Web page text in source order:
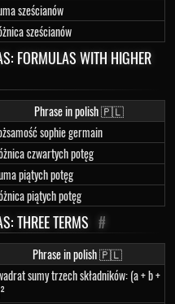
sześcianów
sześcianów
FORMULAS WITH HIGHER
Phrase in polish 🇵🇱
sophie germain
czwartych potęg
piątych potęg
piątych potęg
THREE TERMS #
Phrase in polish 🇵🇱
sumy trzech składników: (a + b +